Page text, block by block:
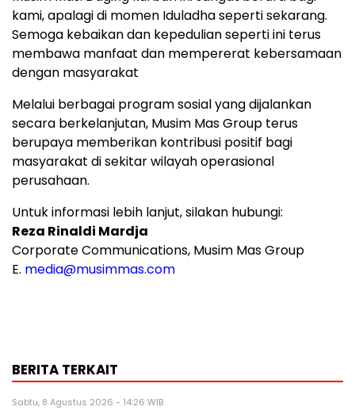
kami, apalagi di momen Iduladha seperti sekarang.
Semoga kebaikan dan kepedulian seperti ini terus
membawa manfaat dan mempererat kebersamaan
dengan masyarakat
Melalui berbagai program sosial yang dijalankan
secara berkelanjutan, Musim Mas Group terus
berupaya memberikan kontribusi positif bagi
masyarakat di sekitar wilayah operasional
perusahaan.
Untuk informasi lebih lanjut, silakan hubungi:
Reza Rinaldi Mardja
Corporate Communications, Musim Mas Group
E. media@musimmas.com
BERITA TERKAIT
Sabtu, 8 Agustus 2026 - 14:26 WIB